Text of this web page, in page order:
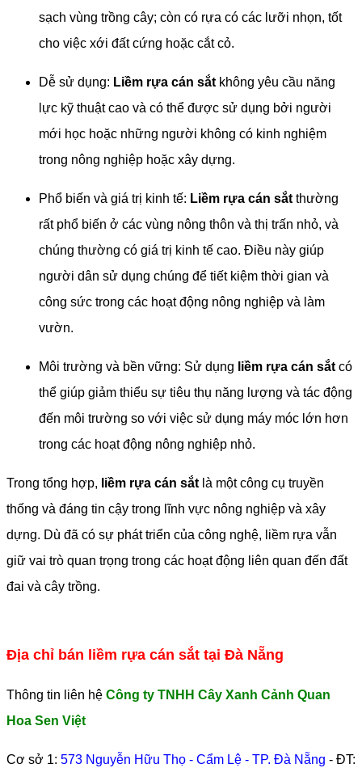
sạch vùng trồng cây; còn có rựa có các lưỡi nhọn, tốt
cho việc xới đất cứng hoặc cắt cỏ.
Dễ sử dụng: Liềm rựa cán sắt không yêu cầu năng
lực kỹ thuật cao và có thể được sử dụng bởi người
mới học hoặc những người không có kinh nghiệm
trong nông nghiệp hoặc xây dựng.
Phổ biến và giá trị kinh tế: Liềm rựa cán sắt thường
rất phổ biến ở các vùng nông thôn và thị trấn nhỏ, và
chúng thường có giá trị kinh tế cao. Điều này giúp
người dân sử dụng chúng để tiết kiệm thời gian và
công sức trong các hoạt động nông nghiệp và làm
vườn.
Môi trường và bền vững: Sử dụng liềm rựa cán sắt có
thể giúp giảm thiểu sự tiêu thụ năng lượng và tác động
đến môi trường so với việc sử dụng máy móc lớn hơn
trong các hoạt động nông nghiệp nhỏ.
Trong tổng hợp, liềm rựa cán sắt là một công cụ truyền
thống và đáng tin cậy trong lĩnh vực nông nghiệp và xây
dựng. Dù đã có sự phát triển của công nghệ, liềm rựa vẫn
giữ vai trò quan trọng trong các hoạt động liên quan đến đất
đai và cây trồng.
Địa chỉ bán liềm rựa cán sắt tại Đà Nẵng
Thông tin liên hệ Công ty TNHH Cây Xanh Cảnh Quan
Hoa Sen Việt
Cơ sở 1: 573 Nguyễn Hữu Thọ - Cẩm Lệ - TP. Đà Nẵng - ĐT: